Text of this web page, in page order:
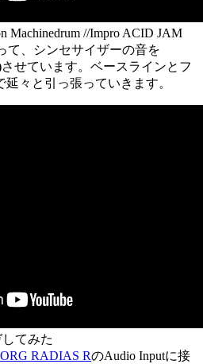
Machinedrum //Impro ACID JAM
て、シンセサイザーの音を
せています。ベースラインとフ
々と引っ張っていきます。
してみた
RADIAS RのAudio Inputに接